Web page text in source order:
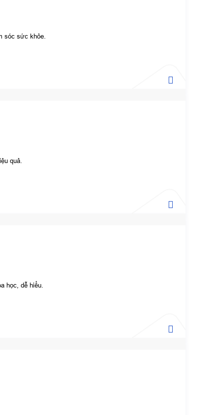
sóc sức khỏe.
quả.
học, dễ hiểu.